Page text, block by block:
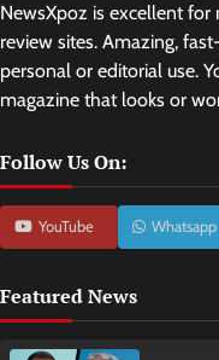
NewsXpoz is excellent for
review sites. Amazing,
personal or editorial use.
magazine that looks or
Follow Us On:
YouTube Whatsapp
Featured News